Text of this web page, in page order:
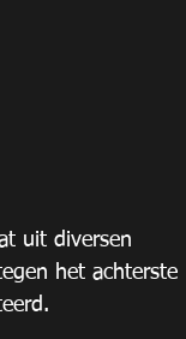
uit diversen
het achterste